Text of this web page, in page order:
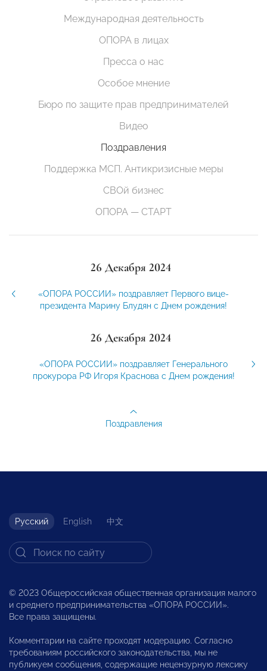
Международная деятельность
ОПОРА в лицах
Пресса о нас
Особое мнение
Бюро по защите прав предпринимателей
Видео
Поздравления
Поддержка МСП. Антикризисные меры
СВОй бизнес
ОПОРА — СТАРТ
26 Декабря 2024
«ОПОРА РОССИИ» поздравляет Первого вице-
президента Марину Блудян с Днем рождения!
26 Декабря 2024
«ОПОРА РОССИИ» поздравляет Генерального
прокурора РФ Игоря Краснова с Днем рождения!
Поздравления
Русский English 中文
© 2023 Общероссийская общественная организация малого
и среднего предпринимательства «ОПОРА РОССИИ».
Все права защищены.
Комментарии на сайте проходят модерацию. Согласно
требованиям российского законодательства, мы не
публикуем сообщения, содержащие нецензурную лексику